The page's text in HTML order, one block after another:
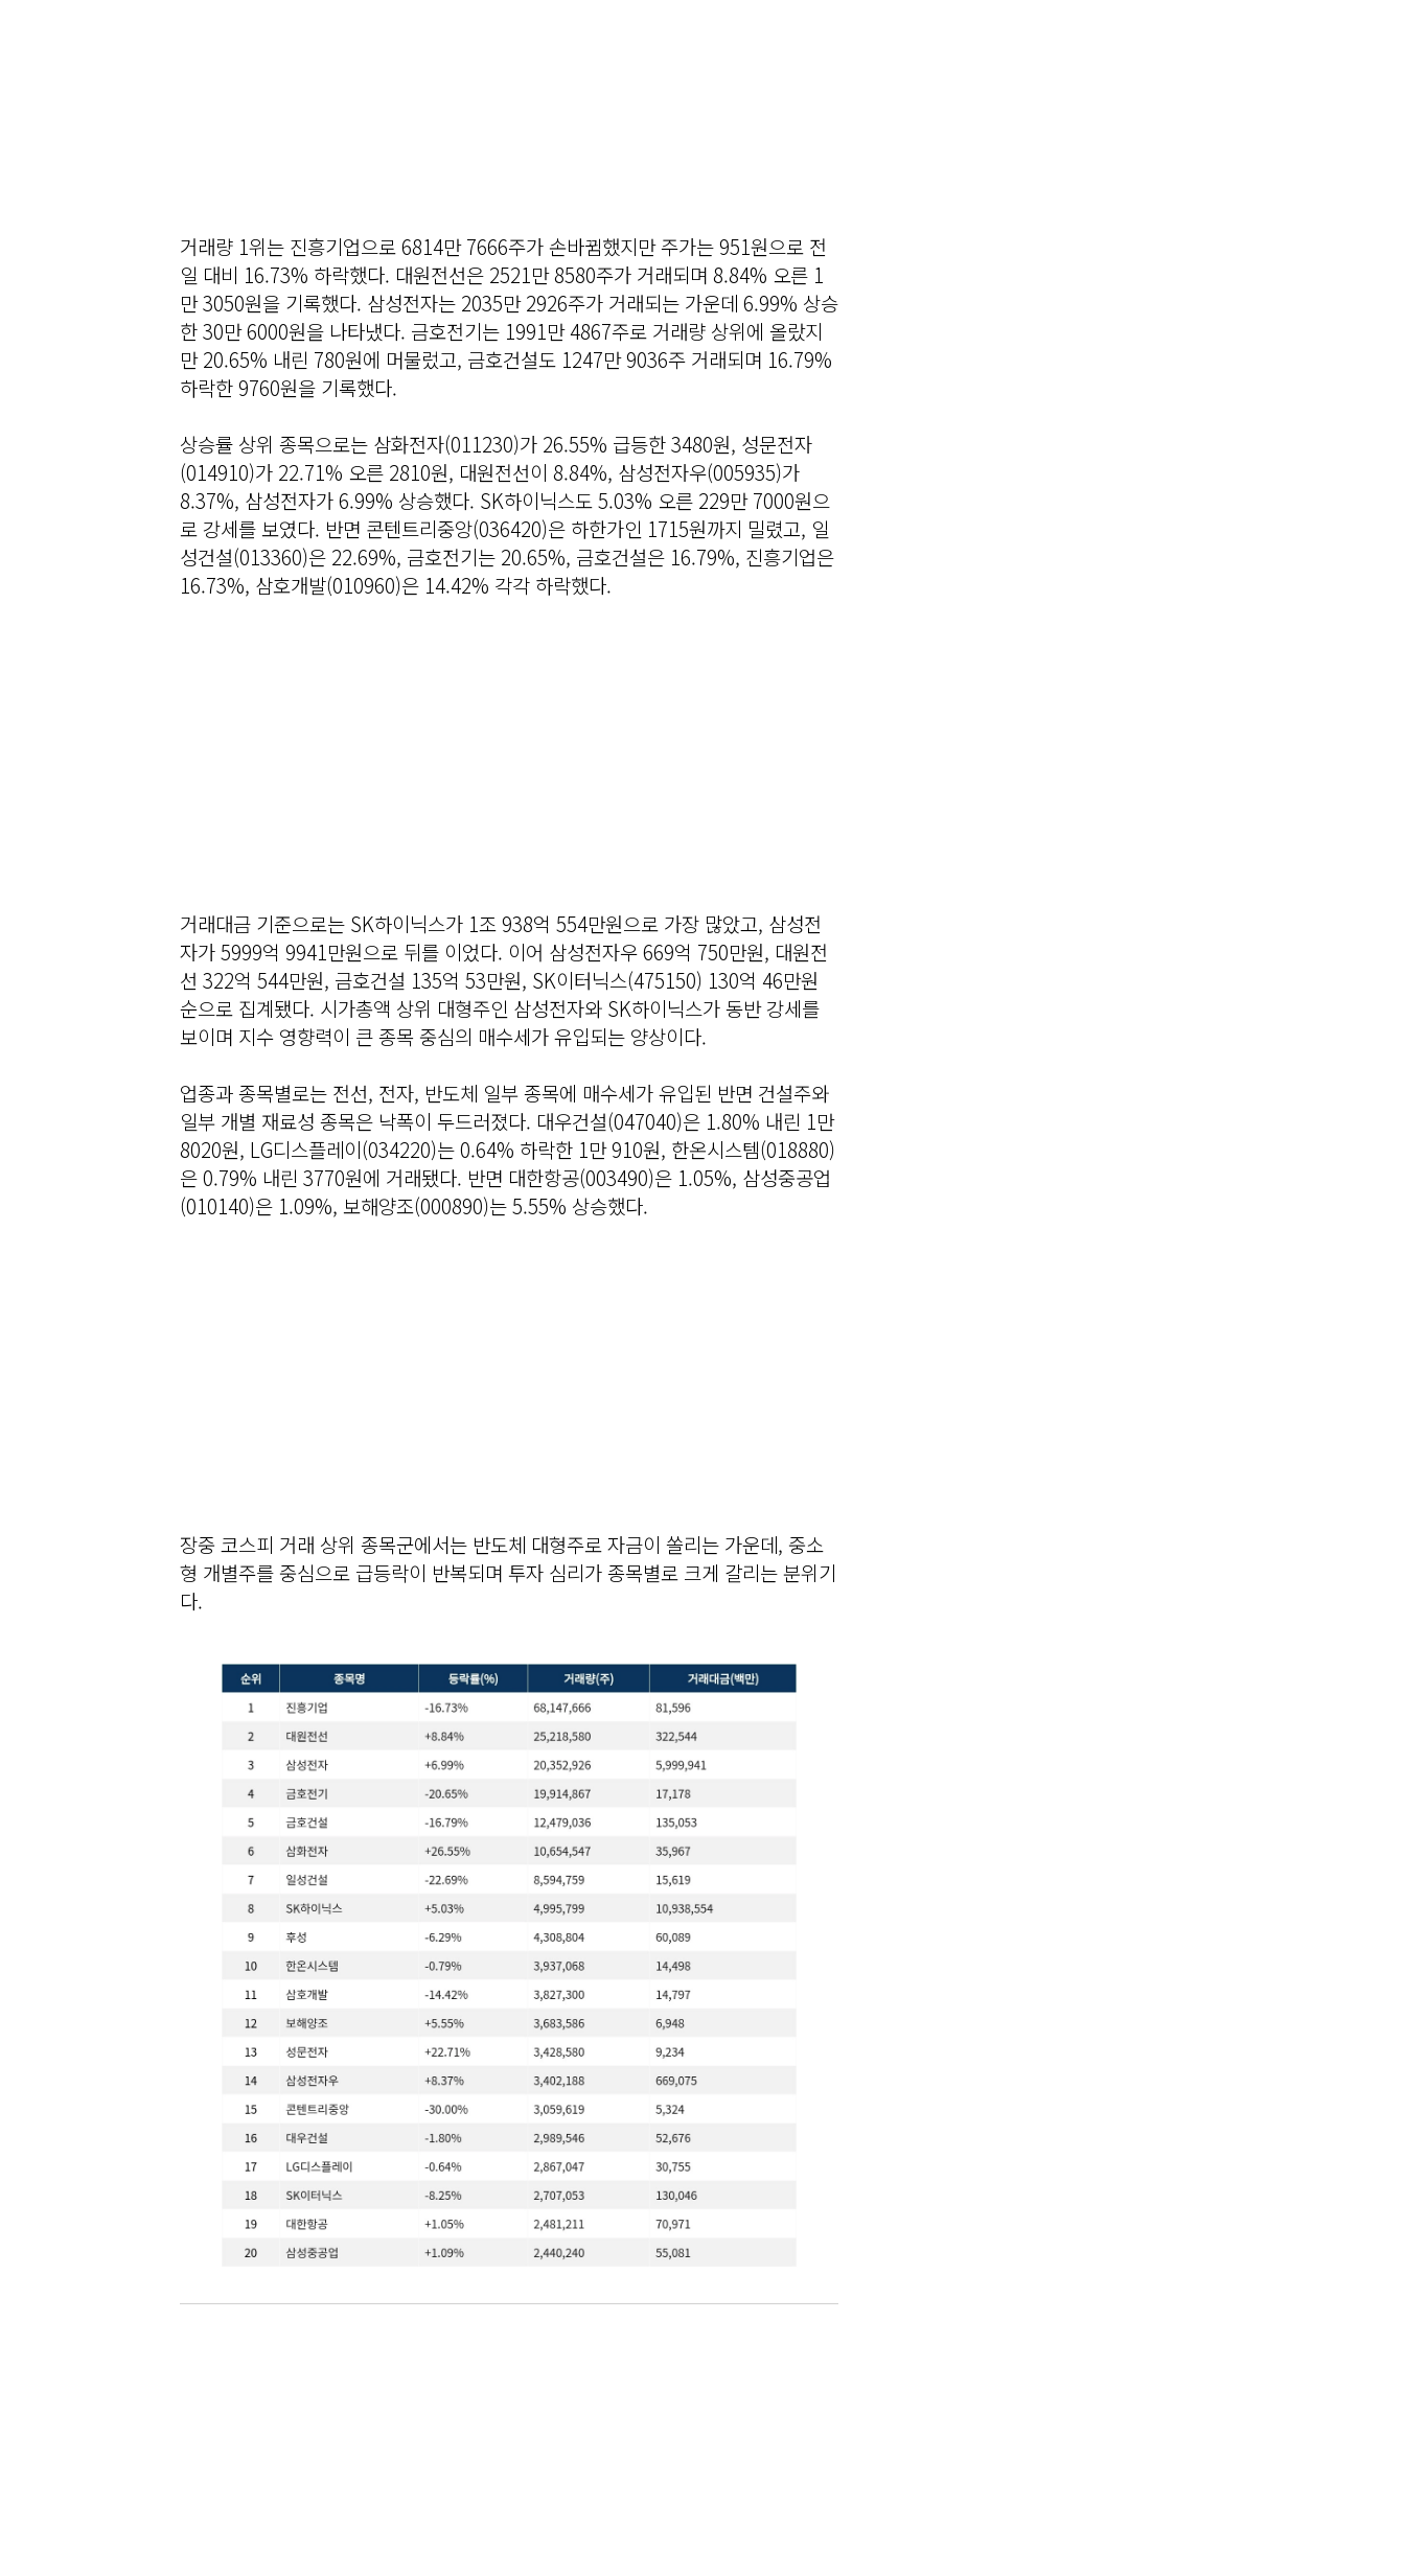
거래량 1위는 진흥기업으로 6814만 7666주가 손바뀜했지만 주가는 951원으로 전
일 대비 16.73% 하락했다. 대원전선은 2521만 8580주가 거래되며 8.84% 오른 1
만 3050원을 기록했다. 삼성전자는 2035만 2926주가 거래되는 가운데 6.99% 상승
한 30만 6000원을 나타냈다. 금호전기는 1991만 4867주로 거래량 상위에 올랐지
만 20.65% 내린 780원에 머물렀고, 금호건설도 1247만 9036주 거래되며 16.79%
하락한 9760원을 기록했다.
상승률 상위 종목으로는 삼화전자(011230)가 26.55% 급등한 3480원, 성문전자
(014910)가 22.71% 오른 2810원, 대원전선이 8.84%, 삼성전자우(005935)가
8.37%, 삼성전자가 6.99% 상승했다. SK하이닉스도 5.03% 오른 229만 7000원으
로 강세를 보였다. 반면 콘텐트리중앙(036420)은 하한가인 1715원까지 밀렸고, 일
성건설(013360)은 22.69%, 금호전기는 20.65%, 금호건설은 16.79%, 진흥기업은
16.73%, 삼호개발(010960)은 14.42% 각각 하락했다.
거래대금 기준으로는 SK하이닉스가 1조 938억 554만원으로 가장 많았고, 삼성전
자가 5999억 9941만원으로 뒤를 이었다. 이어 삼성전자우 669억 750만원, 대원전
선 322억 544만원, 금호건설 135억 53만원, SK이터닉스(475150) 130억 46만원
순으로 집계됐다. 시가총액 상위 대형주인 삼성전자와 SK하이닉스가 동반 강세를
보이며 지수 영향력이 큰 종목 중심의 매수세가 유입되는 양상이다.
업종과 종목별로는 전선, 전자, 반도체 일부 종목에 매수세가 유입된 반면 건설주와
일부 개별 재료성 종목은 낙폭이 두드러졌다. 대우건설(047040)은 1.80% 내린 1만
8020원, LG디스플레이(034220)는 0.64% 하락한 1만 910원, 한온시스템(018880)
은 0.79% 내린 3770원에 거래됐다. 반면 대한항공(003490)은 1.05%, 삼성중공업
(010140)은 1.09%, 보해양조(000890)는 5.55% 상승했다.
장중 코스피 거래 상위 종목군에서는 반도체 대형주로 자금이 쏠리는 가운데, 중소
형 개별주를 중심으로 급등락이 반복되며 투자 심리가 종목별로 크게 갈리는 분위기
다.